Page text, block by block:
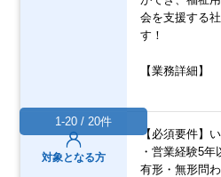
会を支援する
す！
【業務詳細】
対象となる方
【必須要件】
・営業経験5
有形・無形問わ
1-20 / 20件